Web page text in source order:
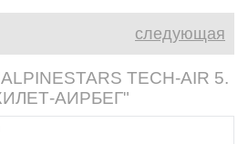
бездорожья.
следующая
TECH-AIR 5.
АИРБЕГ"